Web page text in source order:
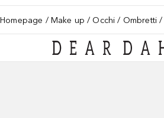
Homepage Make up Occhi Ombretti